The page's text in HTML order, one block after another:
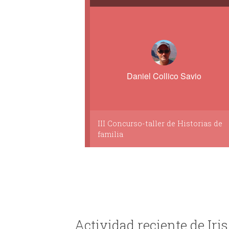
Daniel Collico Savio
III Concurso-taller de Historias de
familia
Actividad reciente de Iris